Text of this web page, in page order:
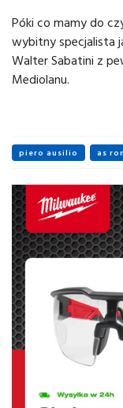
Póki co mamy do
wybitny specjalista
Walter Sabatini z
Mediolanu.
piero ausilio as